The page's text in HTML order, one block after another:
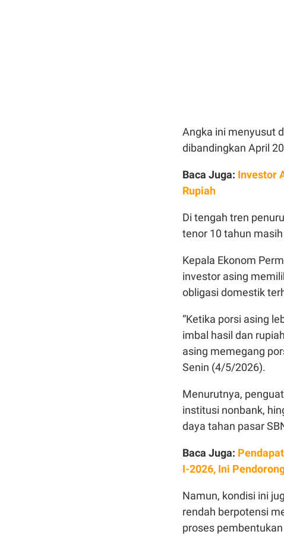
Angka ini menyusut
dibandingkan April
Baca Juga: Investor
Rupiah
Di tengah tren
tenor 10 tahun
Kepala Ekonom
investor asing
obligasi domestik
“Ketika porsi asing
imbal hasil dan
asing memegang
Senin (4/5/2026).
Menurutnya,
institusi nonbank,
daya tahan pasar
Baca Juga:
I-2026, Ini
Namun, kondisi ini
rendah berpotensi
proses